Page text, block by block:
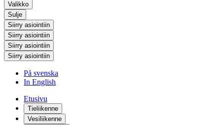
Valikko
Sulje
Siirry asiointiin
Siirry asiointiin
Siirry asiointiin
Siirry asiointiin
På svenska
In English
Etusivu
Tieliikenne
Vesiliikenne